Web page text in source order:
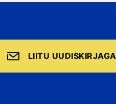
LIITU UUDISKIRJAGA